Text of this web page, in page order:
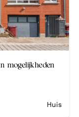
mogelijkheden
Huis